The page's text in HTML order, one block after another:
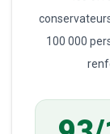
100 000